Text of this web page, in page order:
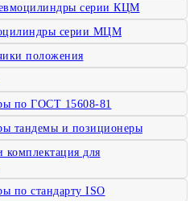
серии КЦМ
серии МЦМ
положения
по ГОСТ 15608-81
тандемы и позиционеры
комплектация для
по стандарту ISO